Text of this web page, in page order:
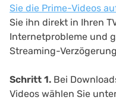
Sie die Prime-Videos
Sie ihn direkt in Ihren
Internetprobleme und
Streaming-
Schritt 1. Bei
Videos wählen Sie